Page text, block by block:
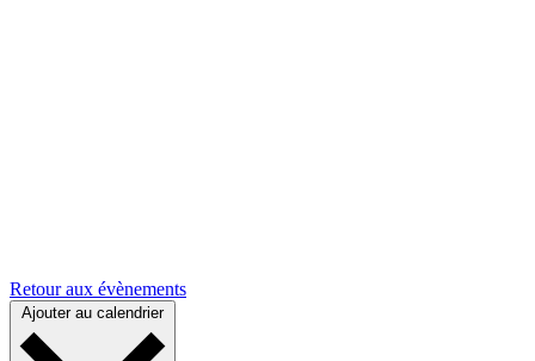
Retour aux évènements
Ajouter au calendrier